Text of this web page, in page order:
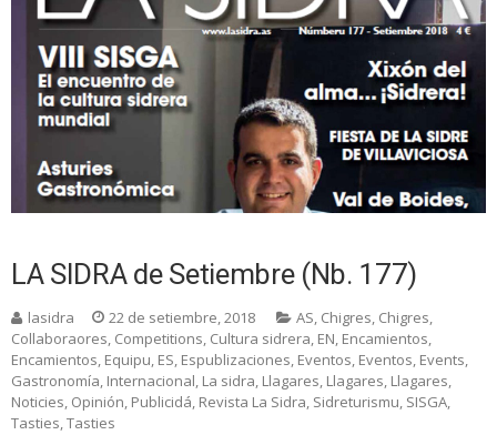
LA SIDRA de Setiembre (Nb. 177)
lasidra 22 de setiembre, 2018 AS, Chigres, Chigres,
Collaboraores, Competitions, Cultura sidrera, EN, Encamientos,
Encamientos, Equipu, ES, Espublizaciones, Eventos, Eventos, Events,
Gastronomía, Internacional, La sidra, Llagares, Llagares, Llagares,
Noticies, Opinión, Publicidá, Revista La Sidra, Sidreturismu, SISGA,
Tasties,Tasties